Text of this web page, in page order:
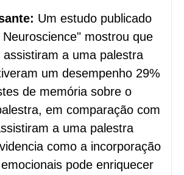
Um estudo publicado
mostrou que
a uma palestra
um desempenho 29%
de memória sobre o
em comparação com
a uma palestra
como a incorporação
pode enriquecer